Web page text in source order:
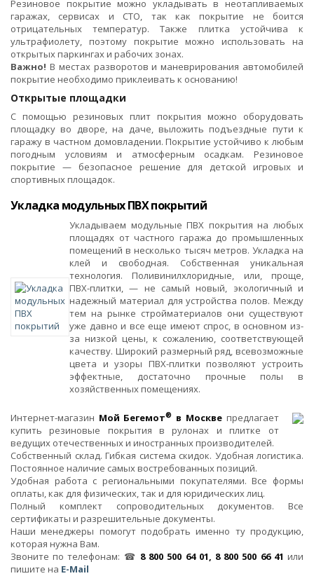
Резиновое покрытие можно укладывать в неотапливаемых
гаражах, сервисах и СТО, так как покрытие не боится
отрицательных температур. Также плитка устойчива к
ультрафиолету, поэтому покрытие можно использовать на
открытых паркингах и рабочих зонах.
Важно! В местах разворотов и маневрирования автомобилей
покрытие необходимо приклеивать к основанию!
Открытые площадки
С помощью резиновых плит покрытия можно оборудовать
площадку во дворе, на даче, выложить подъездные пути к
гаражу в частном домовладении. Покрытие устойчиво к любым
погодным условиям и атмосферным осадкам. Резиновое
покрытие — безопасное решение для детской игровых и
спортивных площадок.
Укладка модульных ПВХ покрытий
Укладываем модульные ПВХ покрытия на любых
площадях от частного гаража до промышленных
помещений в несколько тысяч метров. Укладка на
клей и свободная. Собственная уникальная
технология. Поливинилхлоридные, или, проще,
ПВХ-плитки, — не самый новый, экологичный и
надежный материал для устройства полов. Между
тем на рынке стройматериалов они существуют
уже давно и все еще имеют спрос, в основном из-
за низкой цены, к сожалению, соответствующей
качеству. Широкий размерный ряд, всевозможные
цвета и узоры ПВХ-плитки позволяют устроить
эффектные, достаточно прочные полы в
хозяйственных помещениях.
Интернет-магазин Мой Бегемот® в Москвепредлагает
купить резиновые покрытия в рулонах и плитке от
ведущих отечественных и иностранных производителей.
Собственный склад. Гибкая система скидок. Удобная логистика.
Постоянное наличие самых востребованных позиций.
Удобная работа с региональными покупателями. Все формы
оплаты, как для физических, так и для юридических лиц.
Полный комплект сопроводительных документов. Все
сертификаты и разрешительные документы.
Наши менеджеры помогут подобрать именно ту продукцию,
которая нужна Вам.
Звоните по телефонам: ☎ 8 800 500 64 01, 8 800 500 66 41 или
пишите на E-Mail